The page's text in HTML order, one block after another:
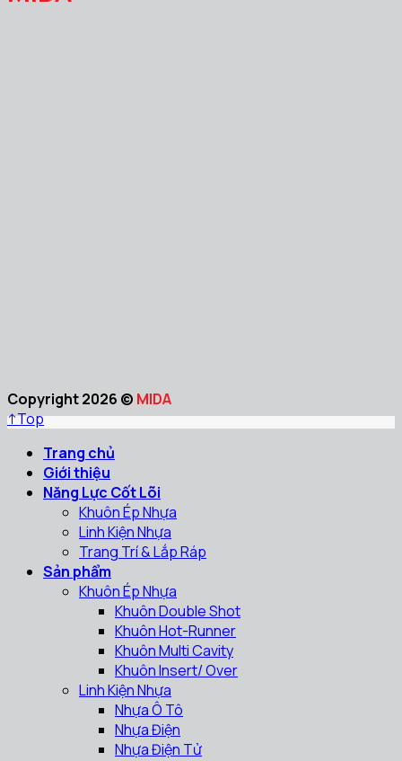
Copyright 2026 © MIDA
↑Top
Trang chủ
Giới thiệu
Năng Lực Cốt Lõi
Khuôn Ép Nhựa
Linh Kiện Nhựa
Trang Trí & Lắp Ráp
Sản phẩm
Khuôn Ép Nhựa
Khuôn Double Shot
Khuôn Hot-Runner
Khuôn Multi Cavity
Khuôn Insert/ Over
Linh Kiện Nhựa
Nhựa Ô Tô
Nhựa Điện
Nhựa Điện Tử